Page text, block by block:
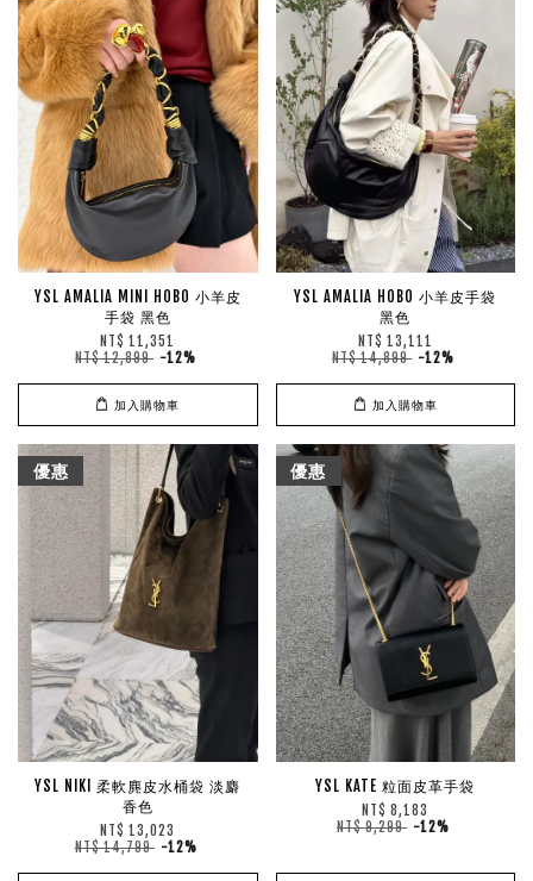
YSL AMALIA MINI HOBO 小羊皮
手袋 黑色
NT$ 11,351
NT$ 12,899 -12%
加入購物車
YSL AMALIA HOBO 小羊皮手袋
黑色
NT$ 13,111
NT$ 14,899 -12%
加入購物車
優惠
YSL NIKI 柔軟麂皮水桶袋 淡麝
香色
NT$ 13,023
NT$ 14,799 -12%
優惠
YSL KATE 粒面皮革手袋
NT$ 8,183
NT$ 9,299 -12%